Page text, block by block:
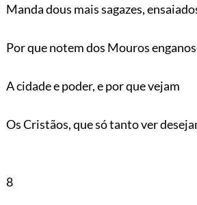
Manda dous mais sagazes,
Por que notem dos Mouros
A cidade e poder, e por que vejam
Os Cristãos, que só tanto ver
8